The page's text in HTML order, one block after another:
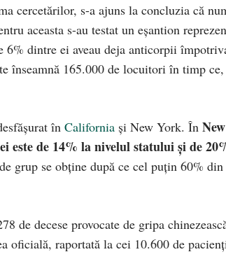
cercetărilor, s-a ajuns la concluzia că
aceasta s-au testat un eșantion
dintre ei aveau deja anticorpii
înseamnă 165.000 de locuitori în timp
în California și New York. În
este de 14% la nivelul statului și de
grup se obține după ce cel puțin 60%
de decese provocate de gripa
oficială, raportată la cei 10.600 de